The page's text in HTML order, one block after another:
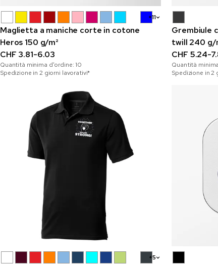
+11
Maglietta a maniche corte in cotone
Heros 150 g/m²
CHF 3.81-6.03
Quantità minima d'ordine: 10
Spedizione in 2 giorni lavorativi*
Grembiule
twill 240 g/
CHF 5.24-
Quantità
Spedizione in 2
+5